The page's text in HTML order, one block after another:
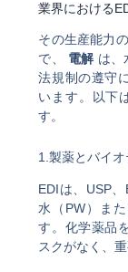
業界における
その生産能力
で、 電解は、
法規制の遵守
います。以下
す。
1.製薬とバイ
EDIは、USP
水（PW）ま
す。化学薬品
スクがなく、